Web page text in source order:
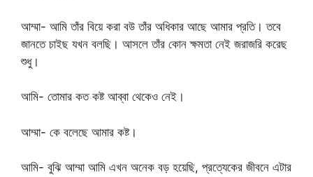
আম্মা- আমি তাঁর বিয়ে করা বউ তাঁর অধিকার আছে আমার প্রতি। তবে
জানতে চাইছ যখন বলছি। আসলে তাঁর কোন ক্ষমতা নেই জরাজরি করেছ
শুধু।
আমি- তোমার কত কষ্ট আব্বা থেকেও নেই।
আম্মা- কে বলেছে আমার কষ্ট।
আমি- বুঝি আম্মা আমি এখন অনেক বড় হয়েছি, প্রত্যেকের জীবনে এটার